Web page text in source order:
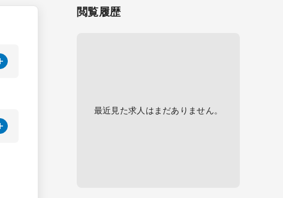
閲覧履歴
最近見た求人はまだありません。